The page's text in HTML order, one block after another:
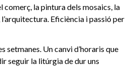
comerç, la pintura dels mosaics, la
Eficiència i passió per
setmanes. Un canvi d’horaris que
seguir la litúrgia de dur uns